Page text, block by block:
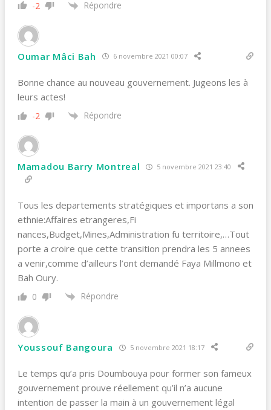
-2 Répondre
Oumar Mâci Bah 6 novembre 2021 00:07
Bonne chance au nouveau gouvernement. Jugeons les à
leurs actes!
-2 Répondre
Mamadou Barry Montreal 5 novembre 2021 23:40
Tous les departements stratégiques et importans a son
ethnie:Affaires etrangeres,Fi
nances,Budget,Mines,Administration fu territoire,…Tout
porte a croire que cette transition prendra les 5 annees
a venir,comme d’ailleurs l’ont demandé Faya Millmono et
Bah Oury.
0 Répondre
Youssouf Bangoura 5 novembre 2021 18:17
Le temps qu’a pris Doumbouya pour former son fameux
gouvernement prouve réellement qu’il n’a aucune
intention de passer la main à un gouvernement légal